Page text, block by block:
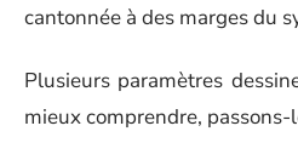
cantonnée à des marges du
Plusieurs paramètres
mieux comprendre, passons-